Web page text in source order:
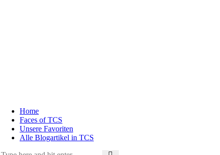
Home
Faces of TCS
Unsere Favoriten
Alle Blogartikel in TCS